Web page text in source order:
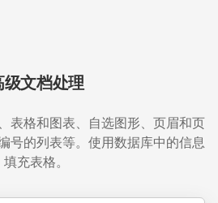
级文档处理
表格和图表、自选图形、页眉和页
号的列表等。使用数据库中的信息
填充表格。